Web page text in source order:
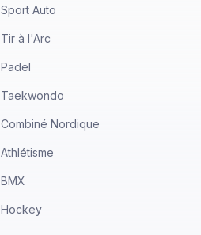
Sport Auto
Tir à l'Arc
Padel
Taekwondo
Combiné Nordique
Athlétisme
BMX
Hockey